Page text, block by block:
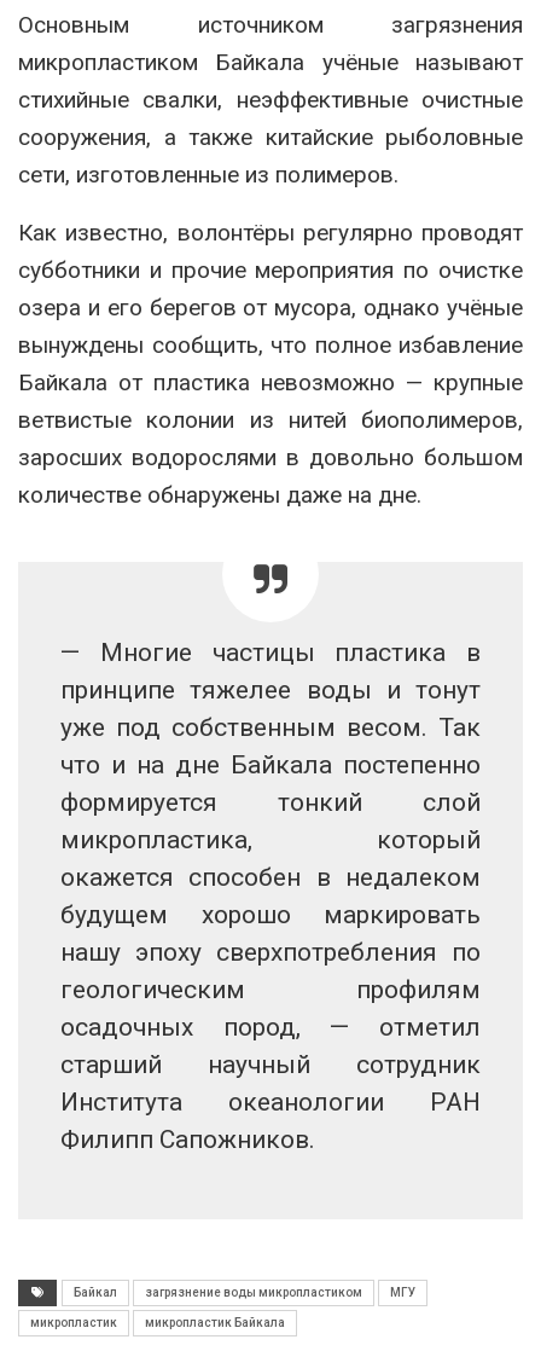
Основным источником загрязнения
микропластиком Байкала учёные называют
стихийные свалки, неэффективные очистные
сооружения, а также китайские рыболовные
сети, изготовленные из полимеров.
Как известно, волонтёры регулярно проводят
субботники и прочие мероприятия по очистке
озера и его берегов от мусора, однако учёные
вынуждены сообщить, что полное избавление
Байкала от пластика невозможно — крупные
ветвистые колонии из нитей биополимеров,
заросших водорослями в довольно большом
количестве обнаружены даже на дне.
— Многие частицы пластика в
принципе тяжелее воды и тонут
уже под собственным весом. Так
что и на дне Байкала постепенно
формируется тонкий слой
микропластика, который
окажется способен в недалеком
будущем хорошо маркировать
нашу эпоху сверхпотребления по
геологическим профилям
осадочных пород, — отметил
старший научный сотрудник
Института океанологии РАН
Филипп Сапожников.
Байкал загрязнение воды микропластиком МГУ
микропластик микропластик Байкала